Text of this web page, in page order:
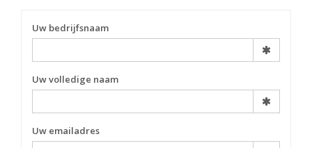
Uw bedrijfsnaam
Uw volledige naam
Uw emailadres